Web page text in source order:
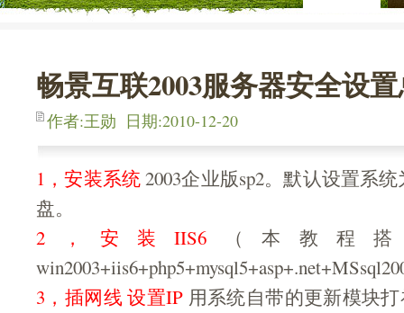
畅景互联2003服务器安全设
作者:王勋 日期:2010-12-20
1，安装系统2003企业版sp2。默认设置系
盘。
2，安装IIS6 （本教程
3，插网线 设置IP 用系统自带的更新模块